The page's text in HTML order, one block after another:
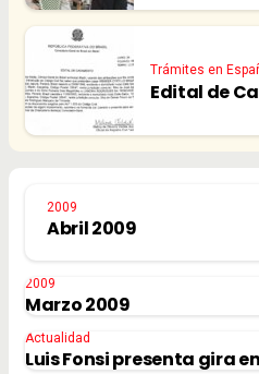
Trámites en
Edital de
2009
Abril 2009
2009
Marzo 2009
Actualidad
Luis Fonsi presenta gira